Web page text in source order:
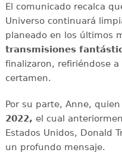
El comunicado recalca
Universo continuará
planeado en los últimos
transmisiones
finalizaron, refiriéndose
certamen.
Por su parte, Anne, quien
2022, el cual
Estados Unidos, Donald
un profundo mensaje.